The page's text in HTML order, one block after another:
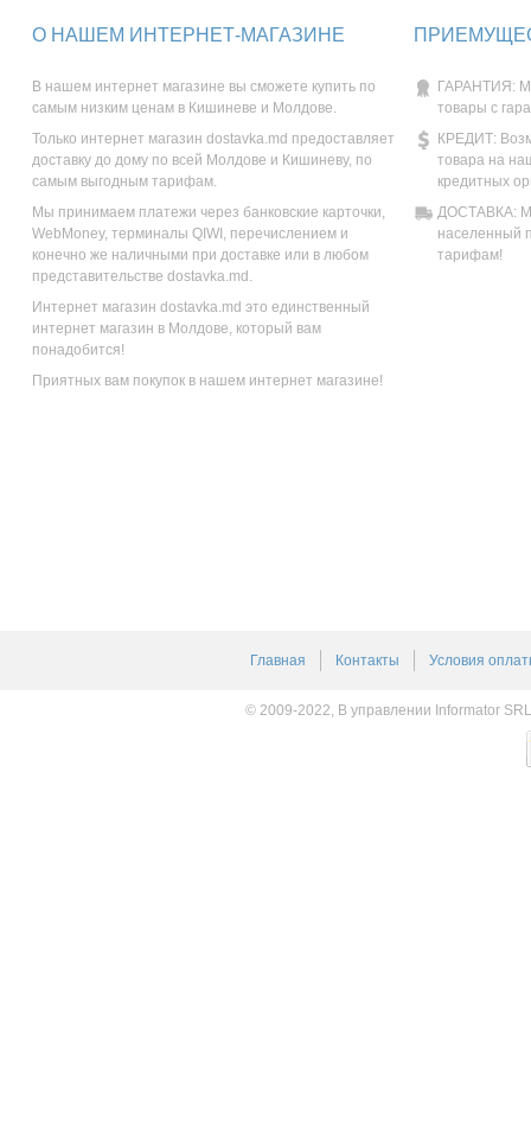
О НАШЕМ ИНТЕРНЕТ-МАГАЗИНЕ
В нашем интернет магазине вы сможете купить по
самым низким ценам в Кишиневе и Молдове.
Только интернет магазин dostavka.md предоставляет
доставку до дому по всей Молдове и Кишиневу, по
самым выгодным тарифам.
Мы принимаем платежи через банковские карточки,
WebMoney, терминалы QIWI, перечислением и
конечно же наличными при доставке или в любом
представительстве dostavka.md.
Интернет магазин dostavka.md это единственный
интернет магазин в Молдове, который вам
понадобится!
Приятных вам покупок в нашем интернет магазине!
ГАРАНТИЯ:
товары с
КРЕДИТ:
товара на
кредитных
ДОСТАВКА:
населенный
тарифам!
Главная Контакты Условия
© 2009-2022, В управлении Informator SRL